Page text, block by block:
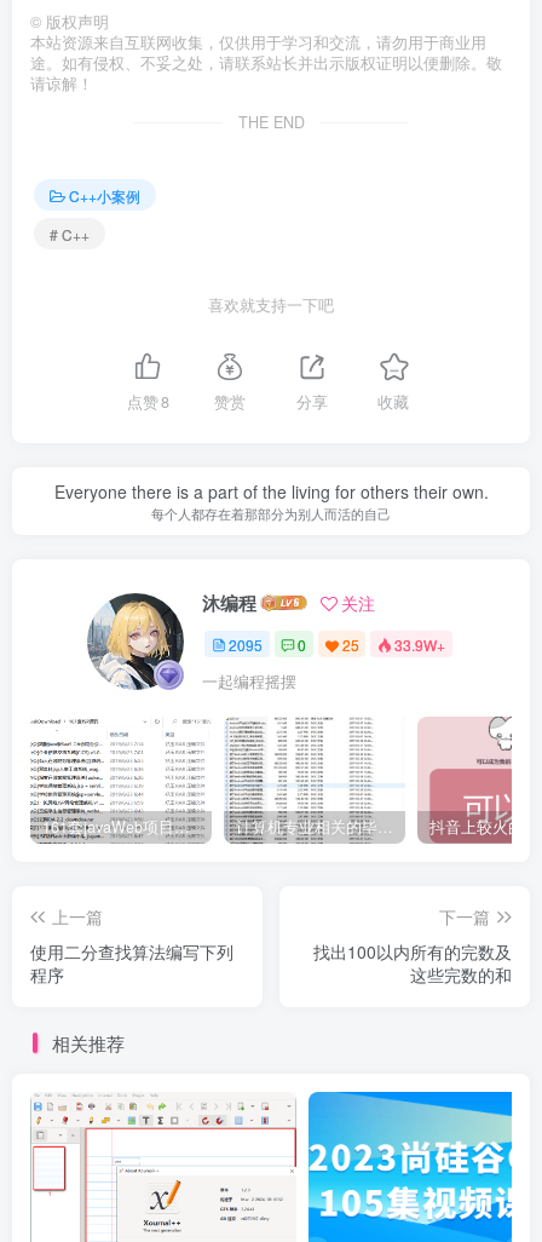
© 版权声明
本站资源来自互联网收集，仅供用于学习和交流，请勿用于商业用
途。如有侵权、不妥之处，请联系站长并出示版权证明以便删除。敬
请谅解！
THE END
C++小案例
# C++
喜欢就支持一下吧
点赞8 赞赏 分享 收藏
Everyone there is a part of the living for others their own.
每个人都存在着那部分为别人而活的自己
沐编程 关注
2095 0 25 33.9W+
一起编程摇摆
161套javaWeb项目源码免费分享 计算机专业相关的毕业设计论文合集免费下载
上一篇
使用二分查找算法编写下列
程序
下一篇
找出100以内所有的完数及
这些完数的和
相关推荐